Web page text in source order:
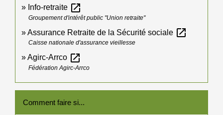
Info-retraite open_in_new
Groupement d'intérêt public "Union retraite"
Assurance Retraite de la Sécurité sociale open_in_new
Caisse nationale d'assurance vieillesse
Agirc-Arrco open_in_new
Fédération Agirc-Arrco
Comment faire si...